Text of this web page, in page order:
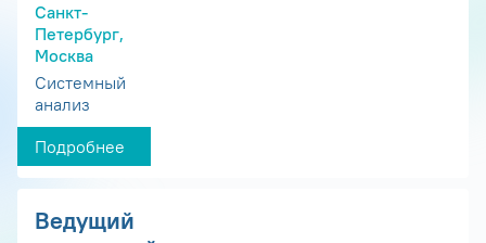
Санкт-
Петербург,
Москва
Системный
анализ
Подробнее
Ведущий